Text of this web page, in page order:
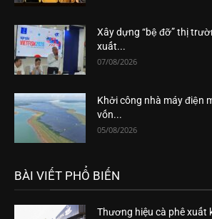
Xây dựng “bệ đỡ” thị
xuất...
07/08/2026
Khởi công nhà máy điện
vốn...
05/08/2026
BÀI VIẾT PHỔ BIẾN
Thương hiệu cà phê xuất